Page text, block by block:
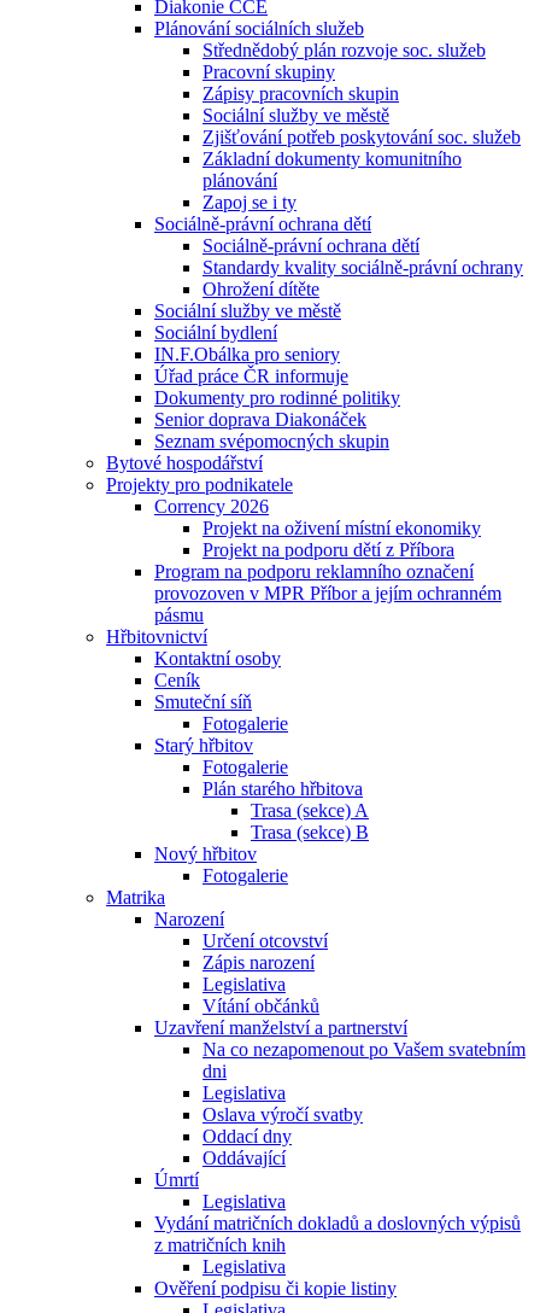
Diakonie ČCE
Plánování sociálních služeb
Střednědobý plán rozvoje soc. služeb
Pracovní skupiny
Zápisy pracovních skupin
Sociální služby ve městě
Zjišťování potřeb poskytování soc. služeb
Základní dokumenty komunitního
plánování
Zapoj se i ty
Sociálně-právní ochrana dětí
Sociálně-právní ochrana dětí
Standardy kvality sociálně-právní ochrany
Ohrožení dítěte
Sociální služby ve městě
Sociální bydlení
IN.F.Obálka pro seniory
Úřad práce ČR informuje
Dokumenty pro rodinné politiky
Senior doprava Diakonáček
Seznam svépomocných skupin
Bytové hospodářství
Projekty pro podnikatele
Corrency 2026
Projekt na oživení místní ekonomiky
Projekt na podporu dětí z Příbora
Program na podporu reklamního označení
provozoven v MPR Příbor a jejím ochranném
pásmu
Hřbitovnictví
Kontaktní osoby
Ceník
Smuteční síň
Fotogalerie
Starý hřbitov
Fotogalerie
Plán starého hřbitova
Trasa (sekce) A
Trasa (sekce) B
Nový hřbitov
Fotogalerie
Matrika
Narození
Určení otcovství
Zápis narození
Legislativa
Vítání občánků
Uzavření manželství a partnerství
Na co nezapomenout po Vašem svatebním
dni
Legislativa
Oslava výročí svatby
Oddací dny
Oddávající
Úmrtí
Legislativa
Vydání matričních dokladů a doslovných výpisů
z matričních knih
Legislativa
Ověření podpisu či kopie listiny